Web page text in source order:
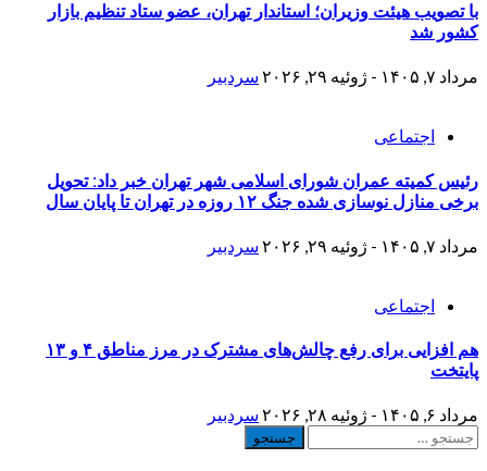
با تصویب هیئت وزیران؛ استاندار تهران، عضو ستاد تنظیم بازار
کشور شد
مرداد ۷, ۱۴۰۵ - ژوئیه ۲۹, ۲۰۲۶ سردبیر
اجتماعی
رئیس کمیته عمران شورای اسلامی شهر تهران خبر داد: تحویل
برخی منازل نوسازی شده جنگ ۱۲ روزه در تهران تا پایان سال
مرداد ۷, ۱۴۰۵ - ژوئیه ۲۹, ۲۰۲۶ سردبیر
اجتماعی
هم افزایی برای رفع چالش‌های مشترک در مرز مناطق ۴ و ۱۳
پایتخت
مرداد ۶, ۱۴۰۵ - ژوئیه ۲۸, ۲۰۲۶
سردبیر
جستجو